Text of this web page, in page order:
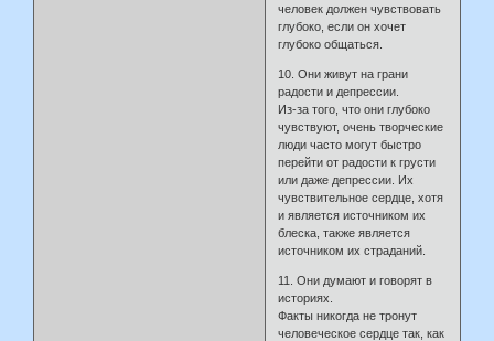
человек должен чувствовать
глубоко, если он хочет
глубоко общаться.
10. Они живут на грани
радости и депрессии.
Из-за того, что они глубоко
чувствуют, очень творческие
люди часто могут быстро
перейти от радости к грусти
или даже депрессии. Их
чувствительное сердце, хотя
и является источником их
блеска, также является
источником их страданий.
11. Они думают и говорят в
историях.
Факты никогда не тронут
человеческое сердце так, как